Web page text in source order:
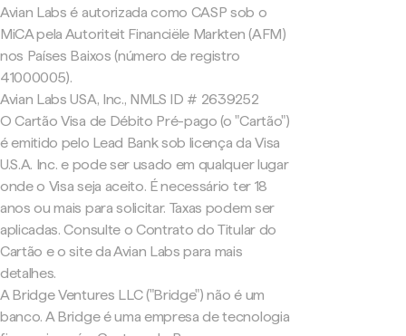
Avian Labs é autorizada como CASP sob o
MiCA pela Autoriteit Financiële Markten (AFM)
nos Países Baixos (número de registro
41000005).
Avian Labs USA, Inc., NMLS ID # 2639252
O Cartão Visa de Débito Pré-pago (o "Cartão")
é emitido pelo Lead Bank sob licença da Visa
U.S.A. Inc. e pode ser usado em qualquer lugar
onde o Visa seja aceito. É necessário ter 18
anos ou mais para solicitar. Taxas podem ser
aplicadas. Consulte o Contrato do Titular do
Cartão e o site da Avian Labs para mais
detalhes.
A Bridge Ventures LLC ("Bridge") não é um
banco. A Bridge é uma empresa de tecnologia